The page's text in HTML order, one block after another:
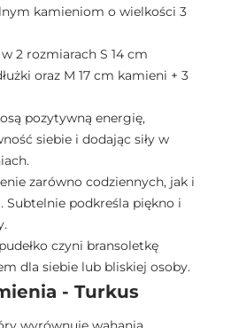
kamieniom o wielkości 3
2 rozmiarach S 14 cm
oraz M 17 cm kamieni + 3
pozytywną energię,
siebie i dodając siły w
zarówno codziennych, jak i
Subtelnie podkreśla piękno i
czyni bransoletkę
dla siebie lub bliskiej osoby.
- Turkus